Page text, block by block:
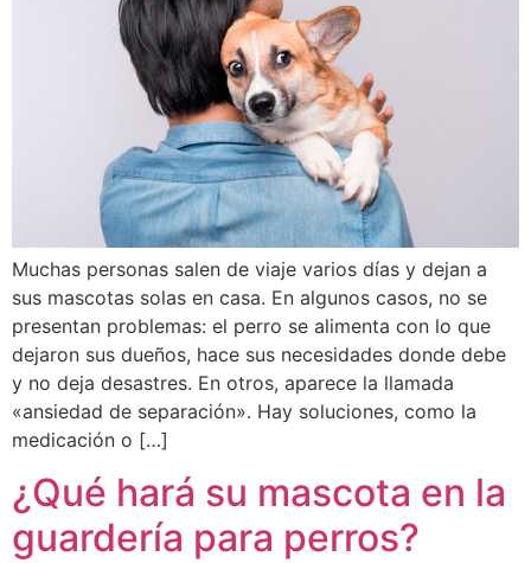
Muchas personas salen de viaje varios días y dejan a
sus mascotas solas en casa. En algunos casos, no se
presentan problemas: el perro se alimenta con lo que
dejaron sus dueños, hace sus necesidades donde debe
y no deja desastres. En otros, aparece la llamada
«ansiedad de separación». Hay soluciones, como la
medicación o […]
¿Qué hará su mascota en la
guardería para perros?